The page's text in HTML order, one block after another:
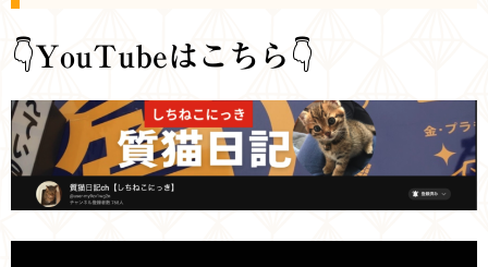
👇YouTubeはこちら 👇